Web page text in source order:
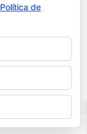
Política de